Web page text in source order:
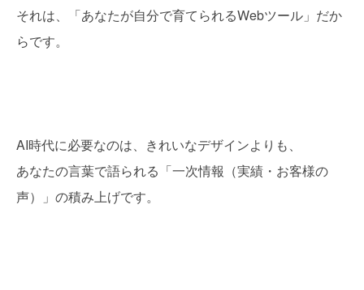
それは、「あなたが自分で育てられるWebツール」だか
らです。
AI時代に必要なのは、きれいなデザインよりも、
あなたの言葉で語られる「一次情報（実績・お客様の
声）」の積み上げです。